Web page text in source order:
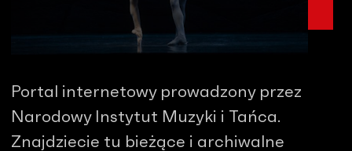
Portal internetowy prowadzony przez
Narodowy Instytut Muzyki i Tańca.
Znajdziecie tu bieżące i archiwalne